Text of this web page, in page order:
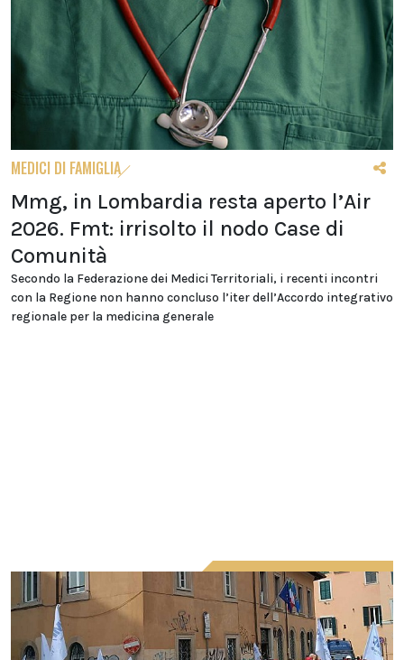
MEDICI DI FAMIGLIA
Mmg, in Lombardia resta aperto l’Air
2026. Fmt: irrisolto il nodo Case di
Comunità
Secondo la Federazione dei Medici Territoriali, i recenti incontri
con la Regione non hanno concluso l’iter dell’Accordo integrativo
regionale per la medicina generale